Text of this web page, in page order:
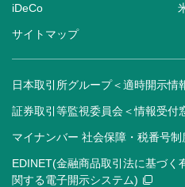
iDeCo
サイトマップ
日本取引所グループ＜適時開示情
証券取引等監視委員会＜情報受付
マイナンバー 社会保障・税番号
EDINET(金融商品取引法に基づく
関する電子開示システム)